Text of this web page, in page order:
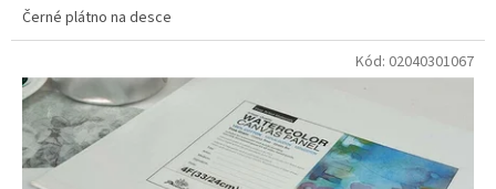
Černé plátno na desce
Kód: 02040301067